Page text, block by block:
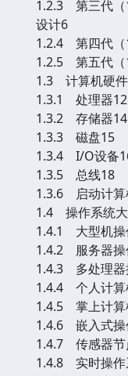
1.2.3 第三代（
设计6
1.2.4 第四代（
1.2.5 第五代（
1.3 计算机硬件
1.3.1 处理器12
1.3.2 存储器14
1.3.3 磁盘15
1.3.4 I/O设备
1.3.5 总线18
1.3.6 启动计算
1.4 操作系统
1.4.1 大型机操
1.4.2 服务器操
1.4.3 多处理器
1.4.4 个人计算
1.4.5 掌上计算
1.4.6 嵌入式操
1.4.7 传感器节
1.4.8 实时操作